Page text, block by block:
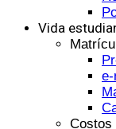
Vida
Costos